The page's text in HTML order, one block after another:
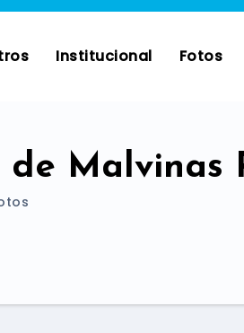
Institucional Fotos
de Malvinas